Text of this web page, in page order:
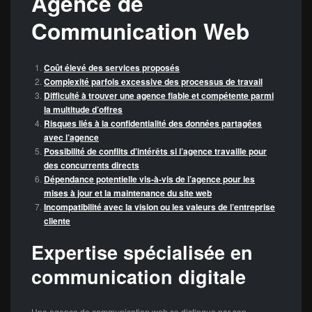
Communication Web
Coût élevé des services proposés
Complexité parfois excessive des processus de travail
Difficulté à trouver une agence fiable et compétente parmi
la multitude d’offres
Risques liés à la confidentialité des données partagées
avec l’agence
Possibilité de conflits d’intérêts si l’agence travaille pour
des concurrents directs
Dépendance potentielle vis-à-vis de l’agence pour les
mises à jour et la maintenance du site web
Incompatibilité avec la vision ou les valeurs de l’entreprise
cliente
Expertise spécialisée en
communication digitale